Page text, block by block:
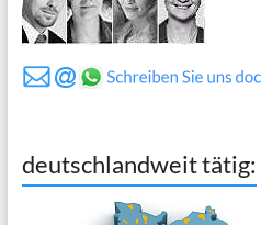
deutschlandweit tätig: